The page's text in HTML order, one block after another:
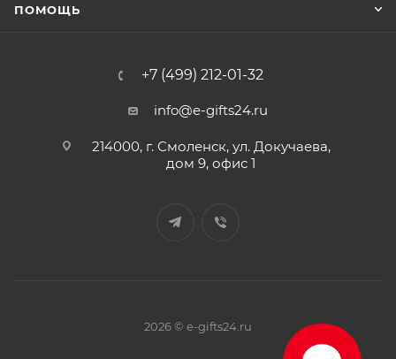
ПОМОЩЬ
+7 (499) 212-01-32
info@e-gifts24.ru
214000, г. Смоленск, ул. Докучаева,
дом 9, офис 1
2026 © e-gifts24.ru